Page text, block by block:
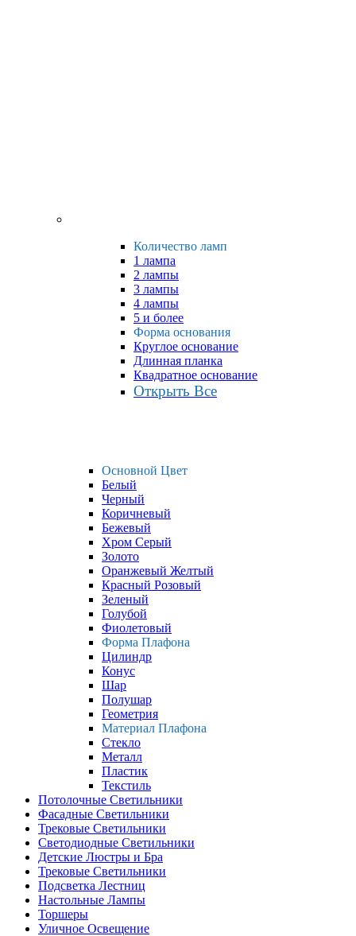
Количество ламп
1 лампа
2 лампы
3 лампы
4 лампы
5 и более
Форма основания
Круглое основание
Длинная планка
Квадратное основание
Открыть Все
Основной Цвет
Белый
Черный
Коричневый
Бежевый
Хром Серый
Золото
Оранжевый Желтый
Красный Розовый
Зеленый
Голубой
Фиолетовый
Форма Плафона
Цилиндр
Конус
Шар
Полушар
Геометрия
Материал Плафона
Стекло
Металл
Пластик
Текстиль
Потолочные Светильники
Фасадные Светильники
Трековые Светильники
Светодиодные Светильники
Детские Люстры и Бра
Трековые Светильники
Подсветка Лестниц
Настольные Лампы
Торшеры
Уличное Освещение